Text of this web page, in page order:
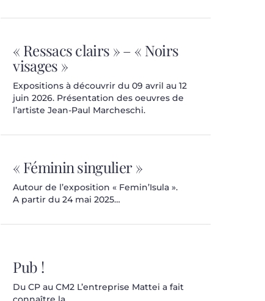
« Ressacs clairs » – « Noirs
visages »
Expositions à découvrir du 09 avril au 12
juin 2026. Présentation des oeuvres de
l’artiste Jean-Paul Marcheschi.
« Féminin singulier »
Autour de l’exposition « Femin’Isula ».
A partir du 24 mai 2025…
Pub !
Du CP au CM2 L’entreprise Mattei a fait